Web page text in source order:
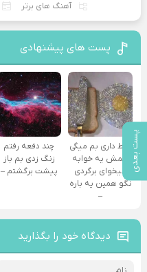
پست بعدی
آهنگ های برتر
پست های پیشنهادی
فقط داری بم میگی
همش یه خوابه
میخوای برگردی
نگو همین یه باره
–
چند دفعه رفتم
زنگ زدی بم باز
پیشت برگشتم –
دیدگاه خود را بگذارید